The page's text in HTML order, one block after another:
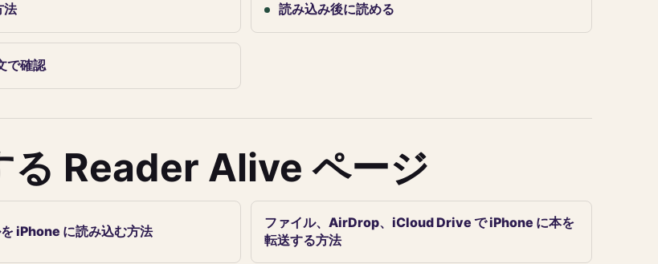
法 読み込み後に読める
で確認
る Reader Alive ページ
iPhone に読み込む方法
ファイル、AirDrop、iCloud Drive で iPhone に本を
転送する方法